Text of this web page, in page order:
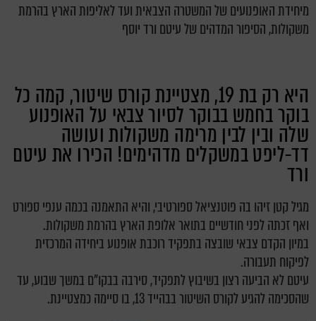
מיחידת האופנועים של המשטרה הצבאית ועד לאליפות הארץ בהרמת
משקולות, הסיפור המדהים של עיטם ורד יוסף
היא רק בת 19, מצטיינת קורס שיטור, קמה כל
בוקר בחמש בבוקר לסיור צבאי על האופנוע
שלה ובין לבין מרימה משקולות ועושה
דד-ליפט במשקלים מדהימים! הכירו את עיטם
ורד
מגיל קטן זיהו בה פוטנציאל ספורטיבי, והיא התאמנה בכמה ענפי ספורט
ואף זכתה לפני חודשיים בתואר אלופת הארץ בהרמת משקולות.
במיון הקדם צבאי שובצה בתפקיד רוכבת אופנוע ביחידה המרכזית
לפיקוח תעבורה.
עיטם לא הביעה רצון בשיבוץ לתפקיד, סירבה בבקו"ם במשך שבוע, עד
שהסכימה להגיע לקורס השיטור בבהייד 13, בו סיימה כמצטיינת.